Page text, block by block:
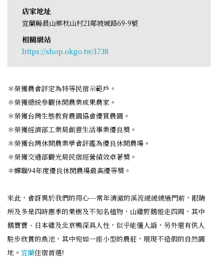
店家地址
宜蘭縣員山鄉枕山村21鄰坡城路69-9號
相關網站
https://shop.okgo.tw/1738
＊榮獲農會評定為特等民宿示範戶。
＊榮獲總統參觀休閒農業成果農家。
＊榮獲台灣生態教育農園協會優質農園。
＊榮獲經濟部工業局創意生活事業優良獎。
＊榮獲台灣休閒農業學會評鑑為優良休閒農場。
＊榮獲交通部觀光局民宿經營績效卓著獎。
＊蟬聯94年度優良休閒農場最高優等獎。
來此，會訝異於我們的用心---常年清澈的溪流緩緩繞過門前，眼睛
所及多是四時應季的果樹及不知名植物，山雞野鵝遊走四周，其中
鵝寶寶、日本雞及北京鴨深具人性，似乎能懂人語，另外還有供人
駐步欣賞的魚池，其中宛如一座小型的農莊，展現不造假的自然園
地。 宜蘭住宿首選!